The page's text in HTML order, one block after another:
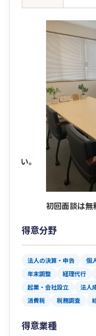
さい。
初回面談は無
得意分野
法人の決算・申告 個
年末調整
経理代行
起業・会社設立
法人
消費税
税務調査
得意業種